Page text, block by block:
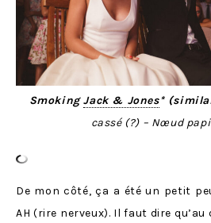
SmokingJack & Jones*
cassé (?) – Nœud
De mon côté, ça a été un petit
AH (rire nerveux). Il faut dire qu’au